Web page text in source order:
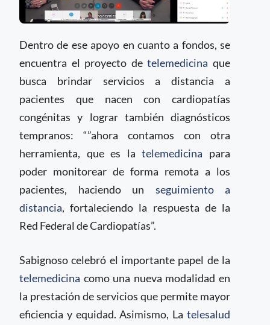
Dentro de ese apoyo en cuanto a fondos, se
encuentra el proyecto detelemedicina que
busca brindar servicios a distancia a
pacientes que nacen con cardiopatías
congénitas y lograr también diagnósticos
tempranos: “”ahora contamos con otra
herramienta, que es latelemedicina para
poder monitorear de forma remota a los
pacientes, haciendo un seguimiento a
distancia, fortaleciendo la respuesta de la
Red Federal de Cardiopatías”.
Sabignoso celebró el importante papel de la
telemedicina como una nueva modalidad en
la prestación de servicios que permite mayor
eficiencia y equidad. Asimismo, La telesalud